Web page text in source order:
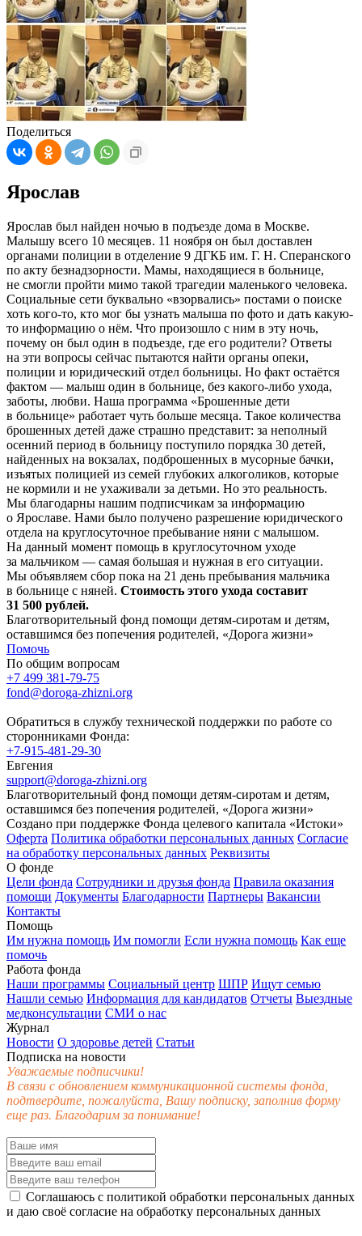
Поделиться
Ярослав
Ярослав был найден ночью в подъезде дома в Москве.
Малышу всего 10 месяцев. 11 ноября он был доставлен
органами полиции в отделение 9 ДГКБ им. Г. Н. Сперанского
по акту безнадзорности. Мамы, находящиеся в больнице,
не смогли пройти мимо такой трагедии маленького человека.
Социальные сети буквально «взорвались» постами о поиске
хоть кого-то, кто мог бы узнать малыша по фото и дать какую-
то информацию о нём. Что произошло с ним в эту ночь,
почему он был один в подъезде, где его родители? Ответы
на эти вопросы сейчас пытаются найти органы опеки,
полиции и юридический отдел больницы. Но факт остаётся
фактом — малыш один в больнице, без какого-либо ухода,
заботы, любви. Наша программа «Брошенные дети
в больнице» работает чуть больше месяца. Такое количества
брошенных детей даже страшно представит: за неполный
осенний период в больницу поступило порядка 30 детей,
найденных на вокзалах, подброшенных в мусорные бачки,
изъятых полицией из семей глубоких алкоголиков, которые
не кормили и не ухаживали за детьми. Но это реальность.
Мы благодарны нашим подписчикам за информацию
о Ярославе. Нами было получено разрешение юридического
отдела на круглосуточное пребывание няни с малышом.
На данный момент помощь в круглосуточном уходе
за мальчиком — самая большая и нужная в его ситуации.
Мы объявляем сбор пока на 21 день пребывания мальчика
в больнице с няней. Стоимость этого ухода составит
31 500 рублей.
Благотворительный фонд помощи детям-сиротам и детям,
оставшимся без попечения родителей, «Дорога жизни»
Помочь
По общим вопросам
+7 499 381-79-75
fond@doroga-zhizni.org
Обратиться в службу технической поддержки по работе со
сторонниками Фонда:
+7-915-481-29-30
Евгения
support@doroga-zhizni.org
Благотворительный фонд помощи детям-сиротам и детям,
оставшимся без попечения родителей, «Дорога жизни»
Создано при поддержке Фонда целевого капитала «Истоки»
Оферта Политика обработки персональных данных Согласие
на обработку персональных данных Реквизиты
О фонде
Цели фонда Сотрудники и друзья фонда Правила оказания
помощи Документы Благодарности Партнеры Вакансии
Контакты
Помощь
Им нужна помощь Им помогли Если нужна помощь Как еще
помочь
Работа фонда
Наши программы Социальный центр ШПР Ищут семью
Нашли семью Информация для кандидатов Отчеты Выездные
медконсультации СМИ о нас
Журнал
Новости О здоровье детей Статьи
Подписка на новости
Уважаемые подписчики!
В связи с обновлением коммуникационной системы фонда,
подтвердите, пожалуйста, Вашу подписку, заполнив форму
еще раз. Благодарим за понимание!
Соглашаюсь с политикой обработки персональных данных
и даю своё согласие на обработку персональных данных